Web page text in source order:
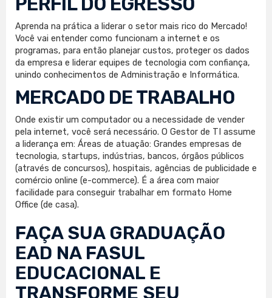
Aprenda na prática a liderar o setor mais rico do Mercado!
Você vai entender como funcionam a internet e os
programas, para então planejar custos, proteger os dados
da empresa e liderar equipes de tecnologia com confiança,
unindo conhecimentos de Administração e Informática.
MERCADO DE TRABALHO
Onde existir um computador ou a necessidade de vender
pela internet, você será necessário. O Gestor de TI assume
a liderança em: Áreas de atuação: Grandes empresas de
tecnologia, startups, indústrias, bancos, órgãos públicos
(através de concursos), hospitais, agências de publicidade e
comércio online (e-commerce). É a área com maior
facilidade para conseguir trabalhar em formato Home
Office (de casa).
FAÇA SUA GRADUAÇÃO
EAD NA FASUL
EDUCACIONAL E
TRANSFORME SEU